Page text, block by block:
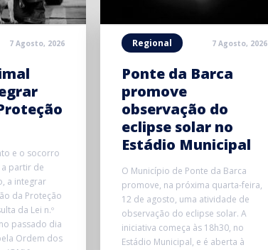
7 Agosto, 2026
e o socorro
partir de
a integrar
da Proteção
da Lei n.º
passado dia
Ordem dos
Regional 7 Agosto, 2026
Ponte da Barca
promove
observação do
eclipse solar no
Estádio Municipal
O Município de Ponte da Barca
promove, na próxima quarta-feira,
12 de agosto, uma atividade de
observação do eclipse solar. A
iniciativa começa às 18h30, no
Estádio Municipal, e é aberta à